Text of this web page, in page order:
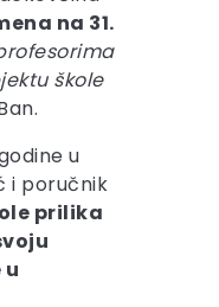
na 31.
škole
u
i poručnik
prilika